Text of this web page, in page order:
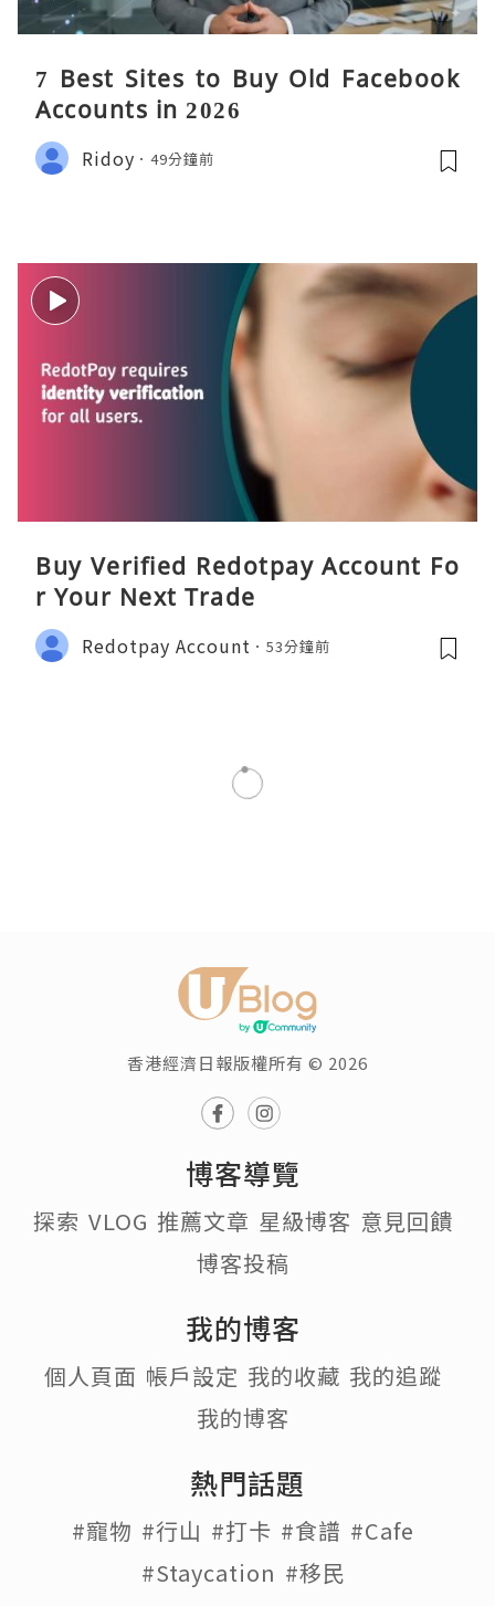
7 Best Sites to Buy Old Facebook
Accounts in 2026
Ridoy 49分鐘前
Buy Verified Redotpay Account Fo
r Your Next Trade
Redotpay Account 53分鐘前
香港經濟日報版權所有 © 2026
博客導覽
探索 VLOG 推薦文章 星級博客 意見回饋
博客投稿
我的博客
個人頁面 帳戶設定 我的收藏 我的追蹤
我的博客
熱門話題
#寵物 #行山 #打卡 #食譜 #Cafe
#Staycation #移民